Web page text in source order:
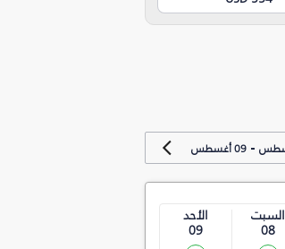
-09 أغسطس
السبت
08
الأحد
09